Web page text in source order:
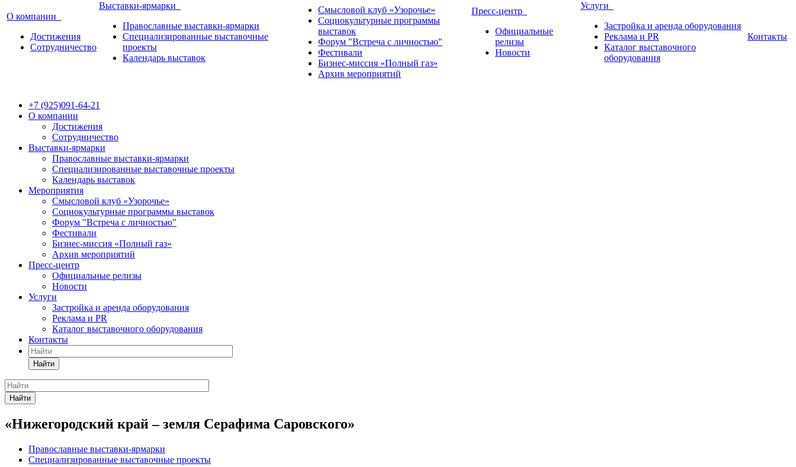
О компании
Достижения
Сотрудничество
Выставки-ярмарки
Православные выставки-ярмарки
Специализированные выставочные
проекты
Календарь выставок
Смысловой клуб «Узорочье»
Социокультурные программы
выставок
Форум "Встреча с личностью"
Фестивали
Бизнес-миссия «Полный газ»
Архив мероприятий
Пресс-центр
Официальные
релизы
Новости
Услуги
Застройка и аренда оборудования
Реклама и PR
Каталог выставочного
оборудования
Контакты
+7 (925)091-64-21
О компании
Достижения
Сотрудничество
Выставки-ярмарки
Православные выставки-ярмарки
Специализированные выставочные проекты
Календарь выставок
Мероприятия
Смысловой клуб «Узорочье»
Социокультурные программы выставок
Форум "Встреча с личностью"
Фестивали
Бизнес-миссия «Полный газ»
Архив мероприятий
Пресс-центр
Официальные релизы
Новости
Услуги
Застройка и аренда оборудования
Реклама и PR
Каталог выставочного оборудования
Контакты
Найти
Найти
«Нижегородский край – земля Серафима Саровского»
Православные выставки-ярмарки
Специализированные выставочные проекты